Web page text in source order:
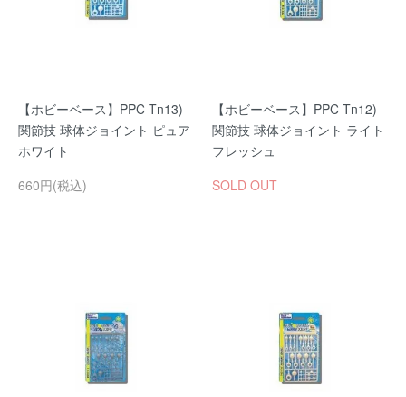
【ホビーベース】PPC-Tn13)
関節技 球体ジョイント ピュア
ホワイト
660円(税込)
【ホビーベース】PPC-Tn12)
関節技 球体ジョイント ライト
フレッシュ
SOLD OUT